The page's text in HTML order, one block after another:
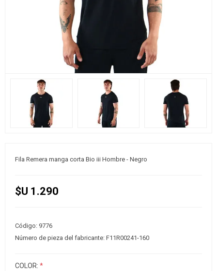
Fila Remera manga corta Bio iii Hombre - Negro
$U 1.290
Código: 9776
Número de pieza del fabricante: F11R00241-160
COLOR: *